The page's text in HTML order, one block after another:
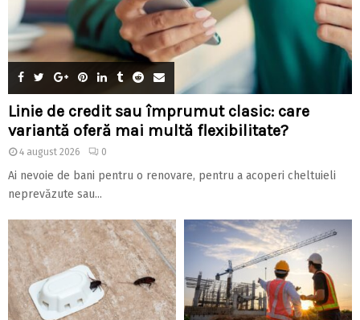
Linie de credit sau împrumut clasic: care
variantă oferă mai multă flexibilitate?
4 august 2026 0
Ai nevoie de bani pentru o renovare, pentru a acoperi cheltuieli
neprevăzute sau...